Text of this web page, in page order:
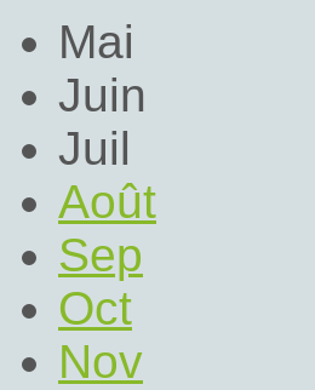
Mai
Juin
Juil
Août
Sep
Oct
Nov